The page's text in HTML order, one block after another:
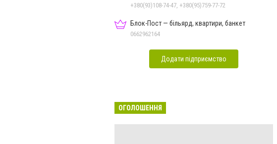
Миколаєві
+380(93)108-74-47, +380(95)759-77-72
Блок-Пост — більярд, квартири, банкет
0662962164
Додати підприємство
ОГОЛОШЕННЯ